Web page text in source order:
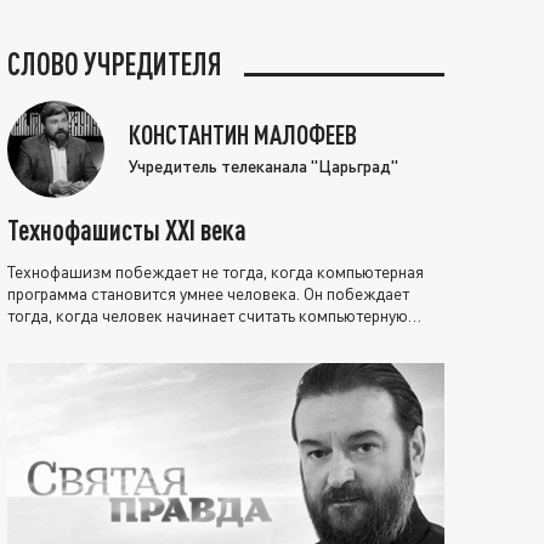
СЛОВО УЧРЕДИТЕЛЯ
КОНСТАНТИН МАЛОФЕЕВ
Учредитель телеканала "Царьград"
Технофашисты XXI века
Технофашизм побеждает не тогда, когда компьютерная
программа становится умнее человека. Он побеждает
тогда, когда человек начинает считать компьютерную